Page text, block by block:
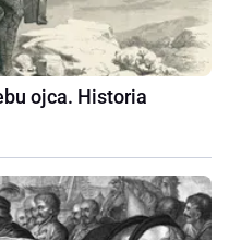
ojca. Historia